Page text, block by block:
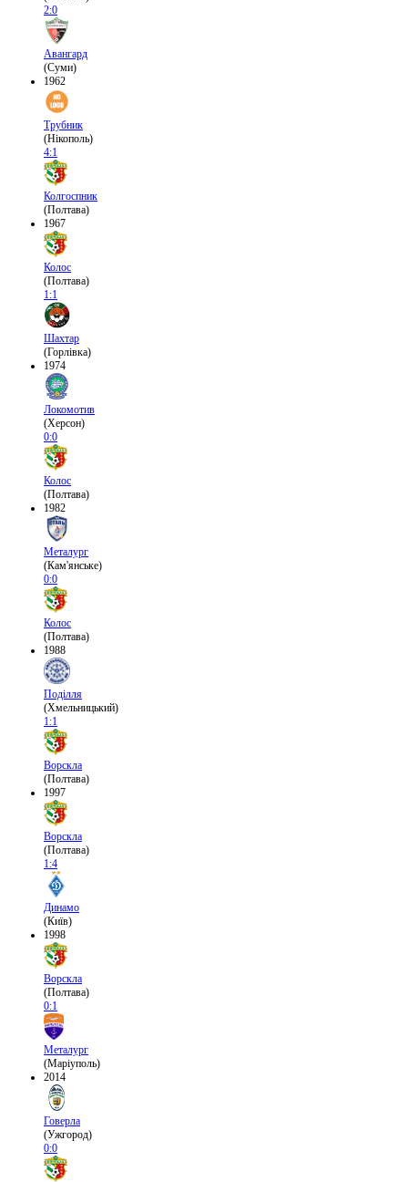
2:0
Авангард
(Суми)
1962
Трубник
(Нікополь)
4:1
Колгоспник
(Полтава)
1967
Колос
(Полтава)
1:1
Шахтар
(Горлівка)
1974
Локомотив
(Херсон)
0:0
Колос
(Полтава)
1982
Металург
(Кам'янське)
0:0
Колос
(Полтава)
1988
Поділля
(Хмельницький)
1:1
Ворскла
(Полтава)
1997
Ворскла
(Полтава)
1:4
Динамо
(Київ)
1998
Ворскла
(Полтава)
0:1
Металург
(Маріуполь)
2014
Говерла
(Ужгород)
0:0